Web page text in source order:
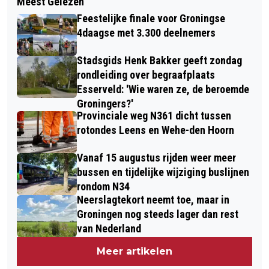
GESTART IN NOORD-NEDERLAND
OPENBAAR MINISTERIE GELEIDELIJK
WEER ONLINE NA ICT-PROBLEMEN
Feestelijke finale voor Groningse
4daagse met 3.300 deelnemers
Stadsgids Henk Bakker geeft zondag
rondleiding over begraafplaats
Esserveld: 'Wie waren ze, de beroemde
Groningers?'
Provinciale weg N361 dicht tussen
rotondes Leens en Wehe-den Hoorn
Vanaf 15 augustus rijden weer meer
bussen en tijdelijke wijziging buslijnen
rondom N34
Neerslagtekort neemt toe, maar in
Groningen nog steeds lager dan rest
van Nederland
Meer artikelen